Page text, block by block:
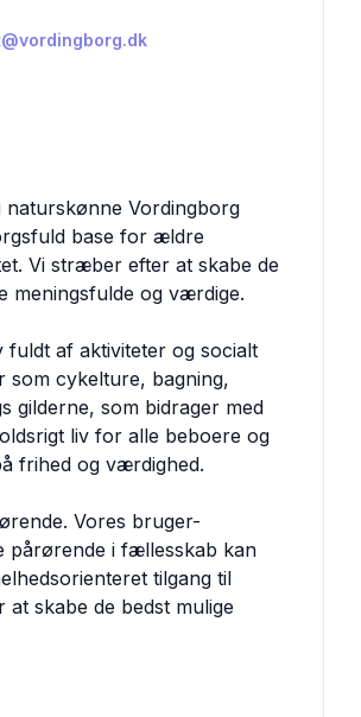
naturskønne Vordingborg
base for ældre
Vi stræber efter at skabe de
meningsfulde og værdige.
af aktiviteter og socialt
som cykelture, bagning,
gilderne, som bidrager med
liv for alle beboere og
frihed og værdighed.
Vores bruger-
pårørende i fællesskab kan
tilgang til
skabe de bedst mulige